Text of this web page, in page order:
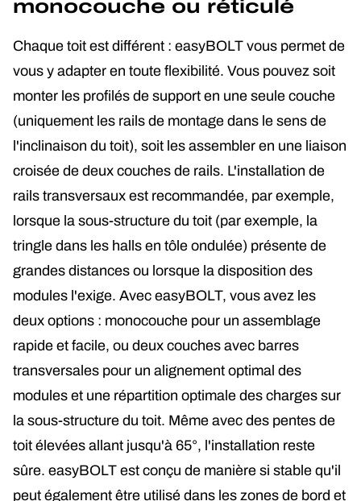
monocouche ou réticulé
Chaque toit est différent : easyBOLT vous permet de
vous y adapter en toute flexibilité. Vous pouvez soit
monter les profilés de support en une seule couche
(uniquement les rails de montage dans le sens de
l'inclinaison du toit), soit les assembler en une liaison
croisée de deux couches de rails. L'installation de
rails transversaux est recommandée, par exemple,
lorsque la sous-structure du toit (par exemple, la
tringle dans les halls en tôle ondulée) présente de
grandes distances ou lorsque la disposition des
modules l'exige. Avec easyBOLT, vous avez les
deux options : monocouche pour un assemblage
rapide et facile, ou deux couches avec barres
transversales pour un alignement optimal des
modules et une répartition optimale des charges sur
la sous-structure du toit. Même avec des pentes de
toit élevées allant jusqu'à 65°, l'installation reste
sûre. easyBOLT est conçu de manière si stable qu'il
peut également être utilisé dans les zones de bord et